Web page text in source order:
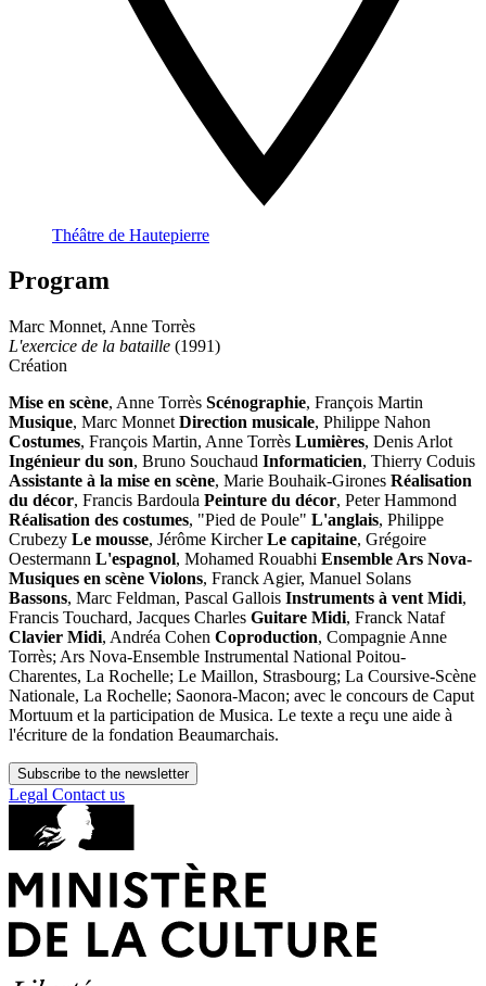
Théâtre de Hautepierre
Program
Marc Monnet, Anne Torrès
L'exercice de la bataille (1991)
Création
Mise en scène, Anne Torrès Scénographie, François Martin
Musique, Marc Monnet Direction musicale, Philippe Nahon
Costumes, François Martin, Anne Torrès Lumières, Denis Arlot
Ingénieur du son, Bruno Souchaud Informaticien, Thierry Coduis
Assistante à la mise en scène, Marie Bouhaik-Girones Réalisation
du décor, Francis Bardoula Peinture du décor, Peter Hammond
Réalisation des costumes, "Pied de Poule" L'anglais, Philippe
Crubezy Le mousse, Jérôme KircherLe capitaine, Grégoire
Oestermann L'espagnol, Mohamed Rouabhi Ensemble Ars Nova-
Musiques en scène Violons, Franck Agier, Manuel Solans
Bassons, Marc Feldman, Pascal Gallois Instruments à vent Midi,
Francis Touchard, Jacques Charles Guitare Midi, Franck Nataf
Clavier Midi, Andréa Cohen Coproduction, Compagnie Anne
Torrès; Ars Nova-Ensemble Instrumental National Poitou-
Charentes, La Rochelle; Le Maillon, Strasbourg; La Coursive-Scène
Nationale, La Rochelle; Saonora-Macon; avec le concours de Caput
Mortuum et la participation de Musica. Le texte a reçu une aide à
l'écriture de la fondation Beaumarchais.
Subscribe to the newsletter
Legal Contact us